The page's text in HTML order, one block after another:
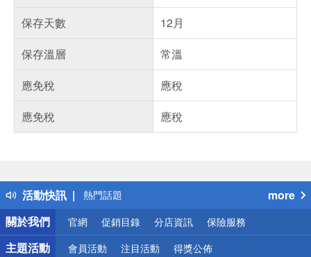
保存天數
12月
保存溫層
常溫
應免稅
應稅
應免稅
應稅
活動快訊
得獎公告
熱門話題
銀行優惠
偏遠地區配送
詐騙網頁！請小心！
more
關於我們
官網 促銷目錄 分店資訊 保險服務
主題活動 會員活動 注目活動 得獎公佈